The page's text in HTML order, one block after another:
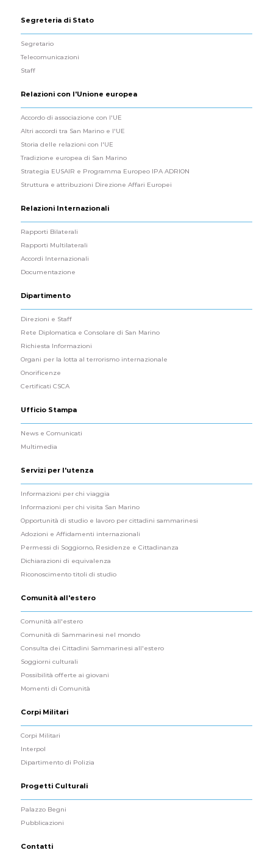
Segreteria di Stato
Segretario
Telecomunicazioni
Staff
Relazioni con l'Unione europea
Accordo di associazione con l'UE
Altri accordi tra San Marino e l'UE
Storia delle relazioni con l'UE
Tradizione europea di San Marino
Strategia EUSAIR e Programma Europeo IPA ADRION
Struttura e attribuzioni Direzione Affari Europei
Relazioni Internazionali
Rapporti Bilaterali
Rapporti Multilaterali
Accordi Internazionali
Documentazione
Dipartimento
Direzioni e Staff
Rete Diplomatica e Consolare di San Marino
Richiesta Informazioni
Organi per la lotta al terrorismo internazionale
Onorificenze
Certificati CSCA
Ufficio Stampa
News e Comunicati
Multimedia
Servizi per l'utenza
Informazioni per chi viaggia
Informazioni per chi visita San Marino
Opportunità di studio e lavoro per cittadini sammarinesi
Adozioni e Affidamenti internazionali
Permessi di Soggiorno, Residenze e Cittadinanza
Dichiarazioni di equivalenza
Riconoscimento titoli di studio
Comunità all'estero
Comunità all'estero
Comunità di Sammarinesi nel mondo
Consulta dei Cittadini Sammarinesi all'estero
Soggiorni culturali
Possibilità offerte ai giovani
Momenti di Comunità
Corpi Militari
Corpi Militari
Interpol
Dipartimento di Polizia
Progetti Culturali
Palazzo Begni
Pubblicazioni
Contatti